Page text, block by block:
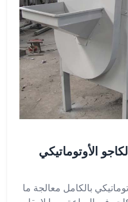
الأوتوماتيكي
بالكامل معالجة ما